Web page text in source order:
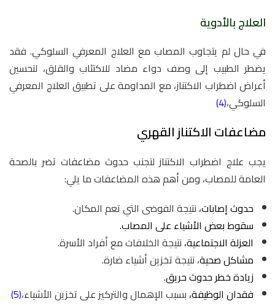
العلاج بالأدوية
في حال لم يتجاوب المصاب مع العلاج المعرفي السلوكي. فقد
يضطر الطبيب إلى وصف دواء مضاد للاكتئاب والقلق، لتحسين
أعراض اضطراب الاكتناز، مع المداومة على تطبيق العلاج المعرفي
السلوكي،(4)
مضاعفات الاكتناز القهري
يجب علاج اضطراب الاكتناز لتجنب حدوث مضاعفات تضر بالصحة
العامة للمصاب، ومن أهم هذه المضاعفات ما يلي:
حدوث إصابات، نتيجة الفوضى التي تعم المكان.
سقوط بعض الأشياء على المصاب.
العزلة الاجتماعية، نتيجة الخلافات مع أفراد الأسرة.
مشاكل صحية، نتيجة تخزين أشياء ضارة.
زيادة خطر حدوث حريق.
فقدان الوظيفة، بسبب الإهمال والتركيز على تخزين الأشياء،(5)